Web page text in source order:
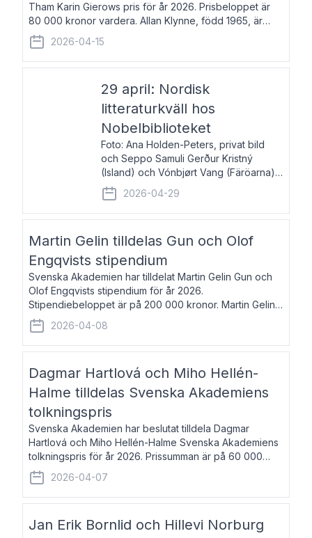
Tham Karin Gierows pris för år 2026. Prisbeloppet är
80 000 kronor vardera. Allan Klynne, född 1965, är
arkeolog, författare, översättare och fil.dr i antikens
kultur och samhällsliv. Ut
2026-04-15
29 april: Nordisk
litteraturkväll hos
Nobelbiblioteket
Foto: Ana Holden-Peters, privat bild
och Seppo Samuli Gerður Kristný
(Island) och Vónbjørt Vang (Färöarna)
läser ur sina verk och samtalar med
John Swedenmark. De läser upp på
färöiska, isländska och svenska och
2026-04-29
Martin Gelin tilldelas Gun och Olof
Engqvists stipendium
Svenska Akademien har tilldelat Martin Gelin Gun och
Olof Engqvists stipendium för år 2026.
Stipendiebeloppet är på 200 000 kronor. Martin Gelin,
född 1978, är journalist och författare. Han lever
numera i Paris men var under många år bosat
2026-04-08
Dagmar Hartlová och Miho Hellén-
Halme tilldelas Svenska Akademiens
tolkningspris
Svenska Akademien har beslutat tilldela Dagmar
Hartlová och Miho Hellén-Halme Svenska Akademiens
tolkningspris för år 2026. Prissumman är på 60 000
kronor var. Dagmar Hartlová, född 1951, översätter
huvudsakligen från svenska till tjeckiska
2026-04-07
Jan Erik Bornlid och Hillevi Norburg